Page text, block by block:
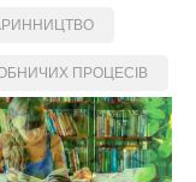
ПРОЦЕСІВ